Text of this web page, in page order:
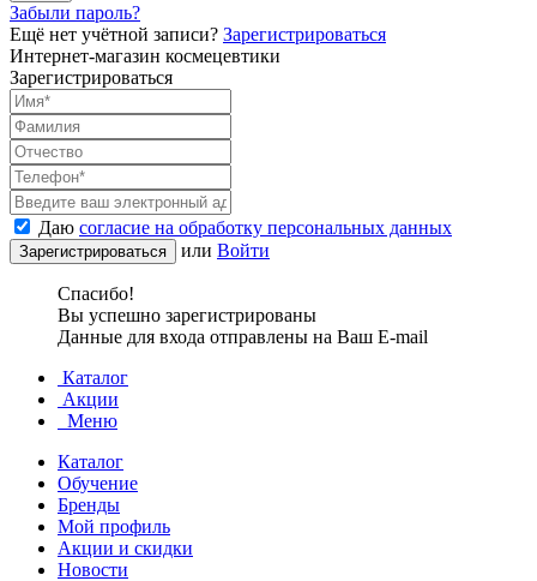
Забыли пароль?
Ещё нет учётной записи? Зарегистрироваться
Интернет-магазин космецевтики
Зарегистрироваться
Даю согласие на обработку персональных данных
или Войти
Спасибо!
Вы успешно зарегистрированы
Данные для входа отправлены на Ваш E-mail
Каталог
Акции
Меню
Каталог
Обучение
Бренды
Мой профиль
Акции и скидки
Новости